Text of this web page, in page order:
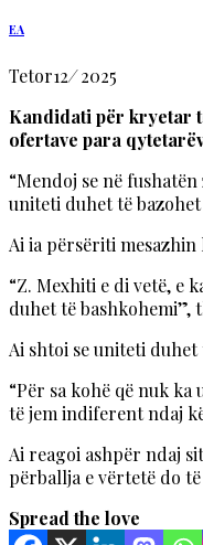
EA
Tetor12/2025
Kandidati për kryetar
ofertave para
“Mendoj se në
uniteti duhet të
Ai ia përsëriti
“Z. Mexhiti e di vetë, e
duhet të bashkohemi”,
Ai shtoi se uniteti
“Për sa kohë që nuk
të jem indiferent ndaj
Ai reagoi ashpër ndaj
përballja e vërtetë do
Spread the love